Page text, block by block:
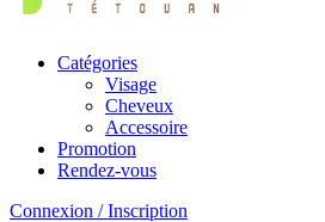
Catégories
Visage
Cheveux
Accessoire
Promotion
Rendez-vous
Connexion / Inscription